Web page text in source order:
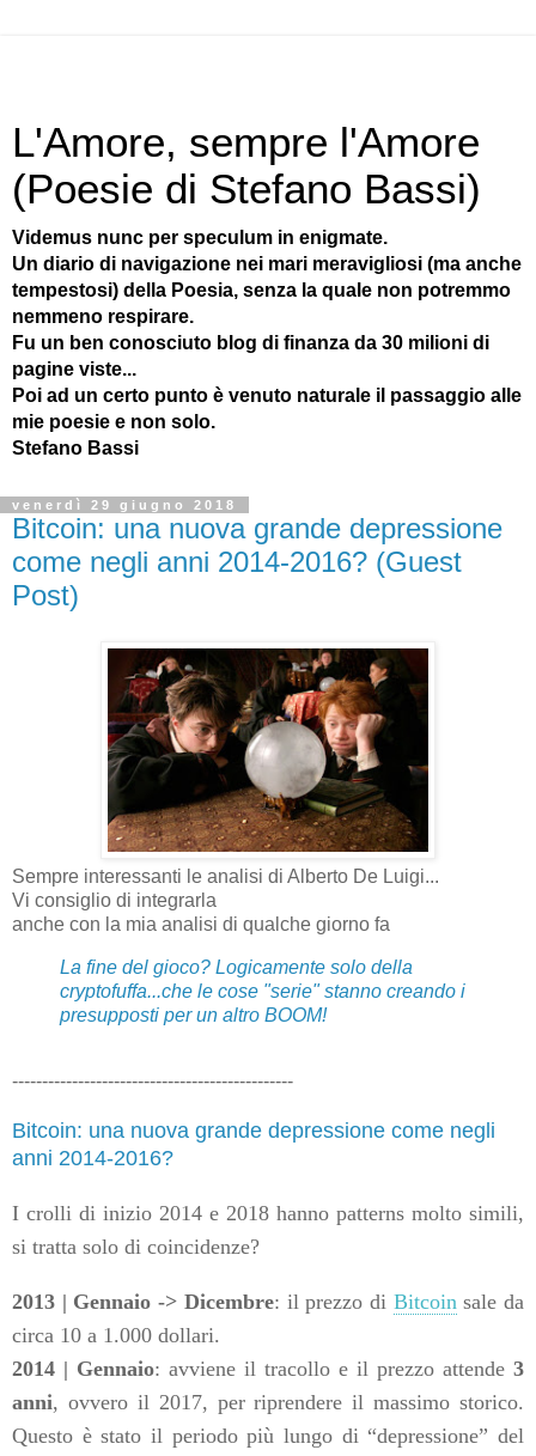
L'Amore, sempre l'Amore
(Poesie di Stefano Bassi)
Videmus nunc per speculum in enigmate.
Un diario di navigazione nei mari meravigliosi (ma anche
tempestosi) della Poesia, senza la quale non potremmo
nemmeno respirare.
Fu un ben conosciuto blog di finanza da 30 milioni di
pagine viste...
Poi ad un certo punto è venuto naturale il passaggio alle
mie poesie e non solo.
Stefano Bassi
venerdì 29 giugno 2018
Bitcoin: una nuova grande depressione
come negli anni 2014-2016? (Guest
Post)
Sempre interessanti le analisi di Alberto De Luigi...
Vi consiglio di integrarla
anche con la mia analisi di qualche giorno fa
La fine del gioco? Logicamente solo della
cryptofuffa...che le cose "serie" stanno creando i
presupposti per un altro BOOM!
-----------------------------------------------
Bitcoin: una nuova grande depressione come negli
anni 2014-2016?
I crolli di inizio 2014 e 2018 hanno patterns molto simili,
si tratta solo di coincidenze?
2013 | Gennaio -> Dicembre: il prezzo di Bitcoinsale da
circa 10 a 1.000 dollari.
2014 | Gennaio: avviene il tracollo e il prezzo attende 3
anni, ovvero il 2017, per riprendere il massimo storico.
Questo è stato il periodo più lungo di “depressione” del